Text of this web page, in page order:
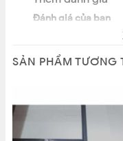
Đánh giá của bạn
Nhận xét của bạn*
SẢN PHẨM TƯƠNG